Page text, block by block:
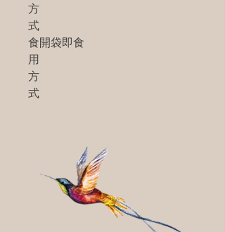
方
式
食
用
方
式
開袋即食